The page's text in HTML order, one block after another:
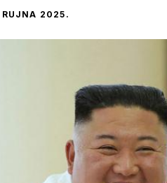
RUJNA 2025.